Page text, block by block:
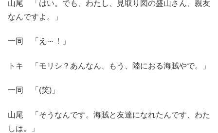
山尾 「はい。でも、わたし、見取り図の盛山さん、親友
なんですよ。」
一同 「え～！」
トキ 「モリシ？あんなん、もう、陸におる海賊やで。」
一同 「(笑)」
山尾 「そうなんです。海賊と友達になれたんです、わた
しは。」